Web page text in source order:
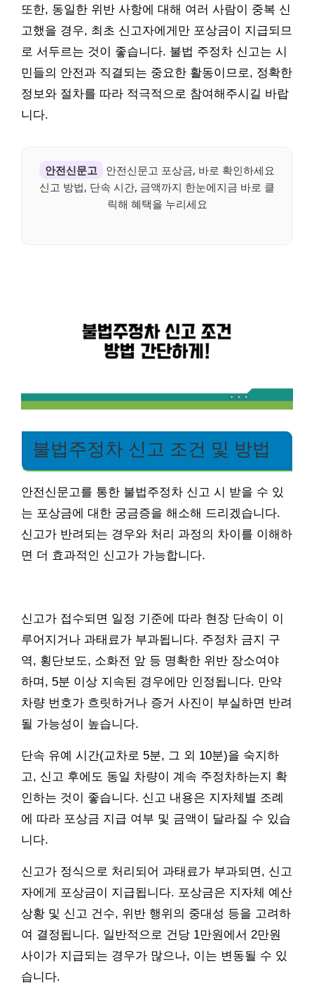
또한, 동일한 위반 사항에 대해 여러 사람이 중복 신
고했을 경우, 최초 신고자에게만 포상금이 지급되므
로 서두르는 것이 좋습니다. 불법 주정차 신고는 시
민들의 안전과 직결되는 중요한 활동이므로, 정확한
정보와 절차를 따라 적극적으로 참여해주시길 바랍
니다.
안전신문고
안전신문고 포상금, 바로 확인하세요
신고 방법, 단속 시간, 금액까지 한눈에지금 바로 클
릭해 혜택을 누리세요
불법주정차 신고 조건 및 방법
안전신문고를 통한 불법주정차 신고 시 받을 수 있
는 포상금에 대한 궁금증을 해소해 드리겠습니다.
신고가 반려되는 경우와 처리 과정의 차이를 이해하
면 더 효과적인 신고가 가능합니다.
신고가 접수되면 일정 기준에 따라 현장 단속이 이
루어지거나 과태료가 부과됩니다. 주정차 금지 구
역, 횡단보도, 소화전 앞 등 명확한 위반 장소여야
하며, 5분 이상 지속된 경우에만 인정됩니다. 만약
차량 번호가 흐릿하거나 증거 사진이 부실하면 반려
될 가능성이 높습니다.
단속 유예 시간(교차로 5분, 그 외 10분)을 숙지하
고, 신고 후에도 동일 차량이 계속 주정차하는지 확
인하는 것이 좋습니다. 신고 내용은 지자체별 조례
에 따라 포상금 지급 여부 및 금액이 달라질 수 있습
니다.
신고가 정식으로 처리되어 과태료가 부과되면, 신고
자에게 포상금이 지급됩니다. 포상금은 지자체 예산
상황 및 신고 건수, 위반 행위의 중대성 등을 고려하
여 결정됩니다. 일반적으로 건당 1만원에서 2만원
사이가 지급되는 경우가 많으나, 이는 변동될 수 있
습니다.